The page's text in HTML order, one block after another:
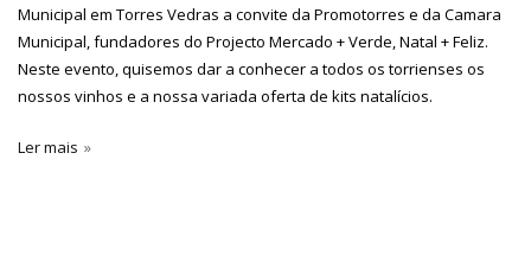
Municipal em Torres Vedras a convite da Promotorres e da Camara
Municipal, fundadores do Projecto Mercado + Verde, Natal + Feliz.
Neste evento, quisemos dar a conhecer a todos os torrienses os
nossos vinhos e a nossa variada oferta de kits natalícios.
Ler mais